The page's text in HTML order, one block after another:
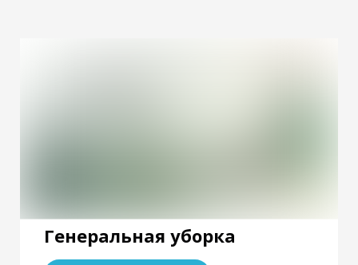
Генеральная уборка